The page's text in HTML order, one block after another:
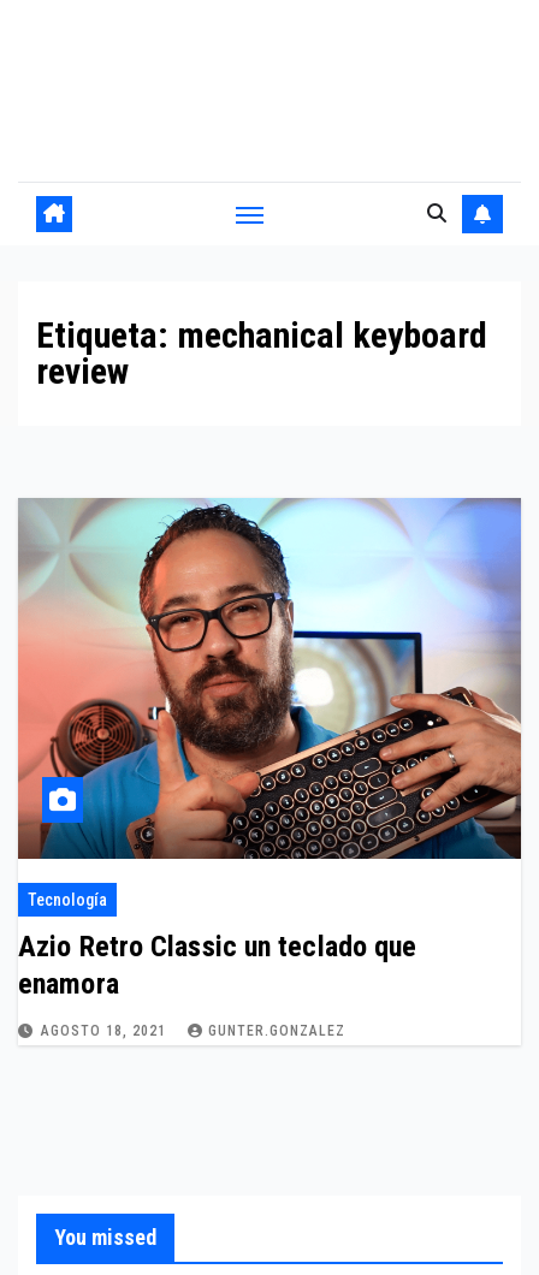
Etiqueta: mechanical keyboard
review
Tecnología
Azio Retro Classic un teclado que
enamora
AGOSTO 18, 2021 GUNTER.GONZALEZ
You missed